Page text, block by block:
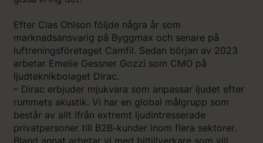
Efter Clas Ohlson följde några år som
marknadsansvarig på Byggmax och senare på
luftreningsföretaget Camfil. Sedan början av 2023
arbetar Emelie Gessner Gozzi som CMO på
ljudteknikbolaget Dirac.
– Dirac erbjuder mjukvara som anpassar ljudet efter
rummets akustik. Vi har en global målgrupp som
består av allt ifrån extremt ljudintresserade
privatpersoner till B2B-kunder inom flera sektorer.
Bland annat arbetar vi med biltillverkare som vill